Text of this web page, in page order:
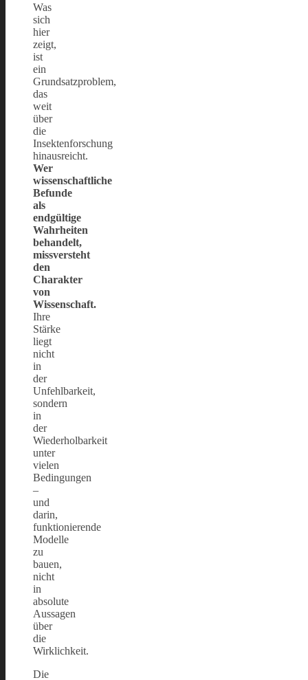
Was
sich
hier
zeigt,
ist
ein
Grundsatzproblem,
das
weit
über
die
Insektenforschung
hinausreicht.
Wer
wissenschaftliche
Befunde
als
endgültige
Wahrheiten
behandelt,
missversteht
den
Charakter
von
Wissenschaft.
Ihre
Stärke
liegt
nicht
in
der
Unfehlbarkeit,
sondern
in
der
Wiederholbarkeit
unter
vielen
Bedingungen
–
und
darin,
funktionierende
Modelle
zu
bauen,
nicht
in
absolute
Aussagen
über
die
Wirklichkeit.
Die